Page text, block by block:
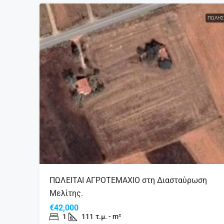
ΠΩΛΕΙΤΑΙ ΑΓΡΟΤΕΜΑΧΙΟ στη Διασταύρωση
Μελίτης.
€42,000
1 111 τ.μ. - m²